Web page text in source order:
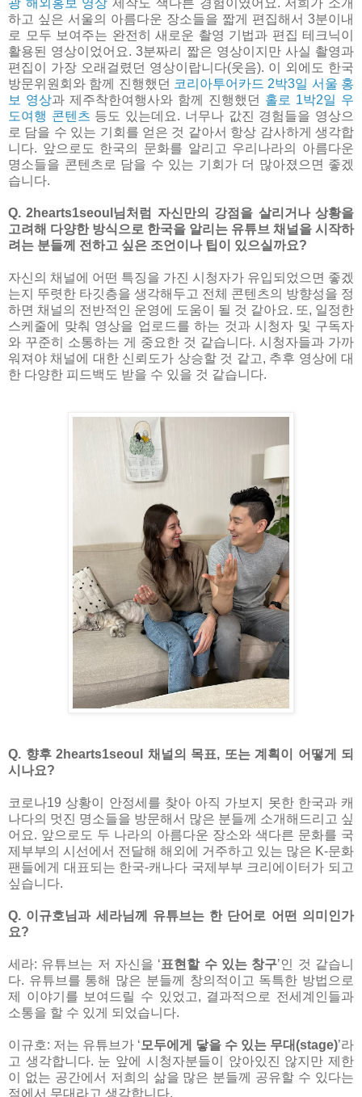
광 해외홍보 영상 제작도 색다른 경험이였어요. 저희가 소개
하고 싶은 서울의 아름다운 장소들을 짧게 편집해서 3분이내
로 모두 보여주는 완전히 새로운 촬영 기법과 편집 테크닉이
활용된 영상이었어요. 3분짜리 짧은 영상이지만 사실 촬영과
편집이 가장 오래걸렸던 영상이랍니다(웃음). 이 외에도 한국
방문위원회와 함께 진행했던 코리아투어카드 2박3일 서울 홍
보 영상과 제주착한여행사와 함께 진행했던 홀로 1박2일 우
도여행 콘텐츠 등도 있는데요. 너무나 값진 경험들을 영상으
로 담을 수 있는 기회를 얻은 것 같아서 항상 감사하게 생각합
니다. 앞으로도 한국의 문화를 알리고 우리나라의 아름다운
명소들을 콘텐츠로 담을 수 있는 기회가 더 많아졌으면 좋겠
습니다.
Q. 2hearts1seoul님처럼 자신만의 강점을 살리거나 상황을
고려해 다양한 방식으로 한국을 알리는 유튜브 채널을 시작하
려는 분들께 전하고 싶은 조언이나 팁이 있으실까요?
자신의 채널에 어떤 특징을 가진 시청자가 유입되었으면 좋겠
는지 뚜렷한 타깃층을 생각해두고 전체 콘텐츠의 방향성을 정
하면 채널의 전반적인 운영에 도움이 될 것 같아요. 또, 일정한
스케줄에 맞춰 영상을 업로드를 하는 것과 시청자 및 구독자
와 꾸준히 소통하는 게 중요한 것 같습니다. 시청자들과 가까
워져야 채널에 대한 신뢰도가 상승할 것 같고, 추후 영상에 대
한 다양한 피드백도 받을 수 있을 것 같습니다.
Q. 향후 2hearts1seoul 채널의 목표, 또는 계획이 어떻게 되
시나요?
코로나19 상황이 안정세를 찾아 아직 가보지 못한 한국과 캐
나다의 멋진 명소들을 방문해서 많은 분들께 소개해드리고 싶
어요. 앞으로도 두 나라의 아름다운 장소와 색다른 문화를 국
제부부의 시선에서 전달해 해외에 거주하고 있는 많은 K-문화
팬들에게 대표되는 한국-캐나다 국제부부 크리에이터가 되고
싶습니다.
Q. 이규호님과 세라님께 유튜브는 한 단어로 어떤 의미인가
요?
세라: 유튜브는 저 자신을 ‘표현할 수 있는 창구’인 것 같습니
다. 유튜브를 통해 많은 분들께 창의적이고 독특한 방법으로
제 이야기를 보여드릴 수 있었고, 결과적으로 전세계인들과
소통을 할 수 있게 되었습니다.
이규호: 저는 유튜브가 ‘ 모두에게 닿을 수 있는 무대(stage)’라
고 생각합니다. 눈 앞에 시청자분들이 앉아있진 않지만 제한
이 없는 공간에서 저희의 삶을 많은 분들께 공유할 수 있다는
점에서 무대라고 생각합니다.